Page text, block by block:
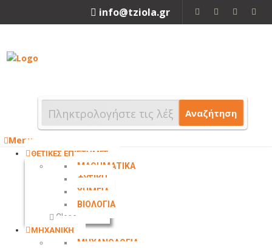
info@tziola.gr
Αναζήτηση
Menu
ΘΕΤΙΚΕΣ ΕΠΙΣΤΗΜΕΣ
ΜΑΘΗΜΑΤΙΚΑ
ΦΥΣΙΚΗ
ΧΗΜΕΙΑ
ΒΙΟΛΟΓΙΑ
Close
ΜΗΧΑΝΙΚΗ
ΜΗΧΑΝΟΛΟΓΙΑ